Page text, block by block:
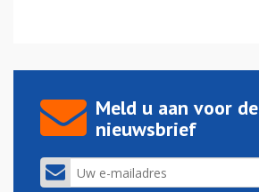
Meld u aan voor de
nieuwsbrief